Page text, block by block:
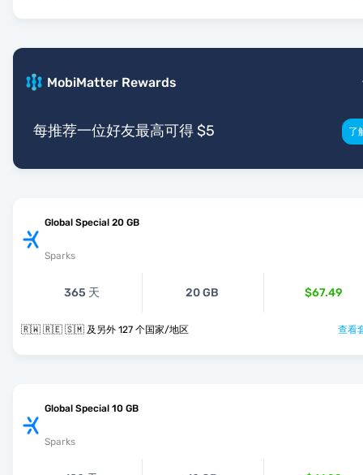
MobiMatter Rewards
每推荐一位好友最高可得 $5 了
Global Special 20 GB
Sparks
365 天 20 GB $67.49
🇷🇼 🇷🇪 🇸🇲 及另外 127 个国家/地区 查看
Global Special 10 GB
Sparks